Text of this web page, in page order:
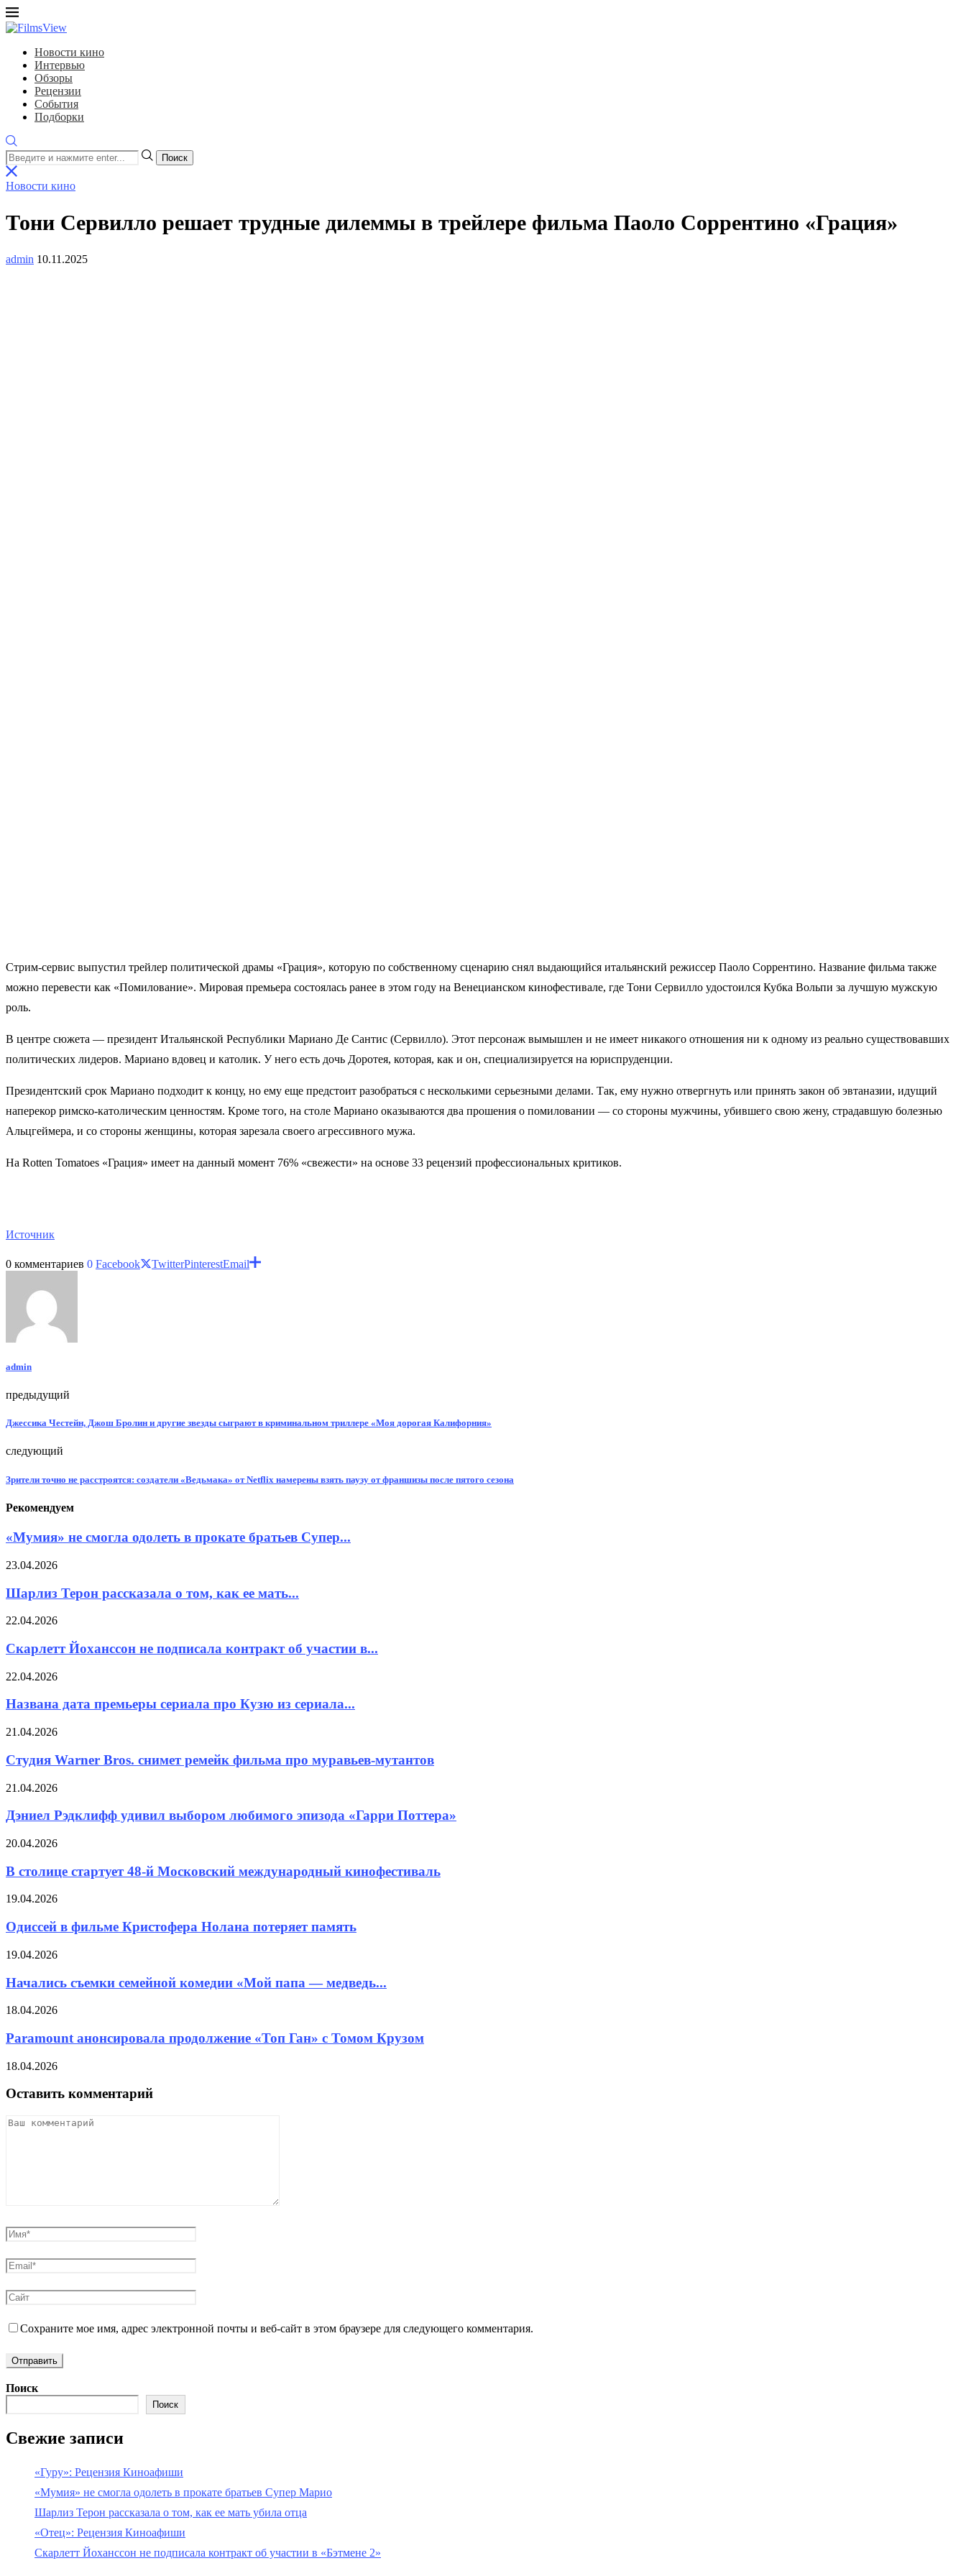
Новости кино
Интервью
Обзоры
Рецензии
События
Подборки
Поиск
Новости кино
Тони Сервилло решает трудные дилеммы в трейлере фильма Паоло Соррентино «Грация»
admin 10.11.2025
Стрим-сервис выпустил трейлер политической драмы «Грация», которую по собственному сценарию снял выдающийся итальянский режиссер Паоло Соррентино. Название фильма также
можно перевести как «Помилование». Мировая премьера состоялась ранее в этом году на Венецианском кинофестивале, где Тони Сервилло удостоился Кубка Вольпи за лучшую мужскую
роль.
В центре сюжета — президент Итальянской Республики Мариано Де Сантис (Сервилло). Этот персонаж вымышлен и не имеет никакого отношения ни к одному из реально существовавших
политических лидеров. Мариано вдовец и католик. У него есть дочь Доротея, которая, как и он, специализируется на юриспруденции.
Президентский срок Мариано подходит к концу, но ему еще предстоит разобраться с несколькими серьезными делами. Так, ему нужно отвергнуть или принять закон об эвтаназии, идущий
наперекор римско-католическим ценностям. Кроме того, на столе Мариано оказываются два прошения о помиловании — со стороны мужчины, убившего свою жену, страдавшую болезнью
Альцгеймера, и со стороны женщины, которая зарезала своего агрессивного мужа.
На Rotten Tomatoes «Грация» имеет на данный момент 76% «свежести» на основе 33 рецензий профессиональных критиков.
Источник
0 комментариев 0 Facebook TwitterPinterestEmail
admin
предыдущий
Джессика Честейн, Джош Бролин и другие звезды сыграют в криминальном триллере «Моя дорогая Калифорния»
следующий
Зрители точно не расстроятся: создатели «Ведьмака» от Netflix намерены взять паузу от франшизы после пятого сезона
Рекомендуем
«Мумия» не смогла одолеть в прокате братьев Супер...
23.04.2026
Шарлиз Терон рассказала о том, как ее мать...
22.04.2026
Скарлетт Йоханссон не подписала контракт об участии в...
22.04.2026
Названа дата премьеры сериала про Кузю из сериала...
21.04.2026
Студия Warner Bros. снимет ремейк фильма про муравьев-мутантов
21.04.2026
Дэниел Рэдклифф удивил выбором любимого эпизода «Гарри Поттера»
20.04.2026
В столице стартует 48-й Московский международный кинофестиваль
19.04.2026
Одиссей в фильме Кристофера Нолана потеряет память
19.04.2026
Начались съемки семейной комедии «Мой папа — медведь...
18.04.2026
Paramount анонсировала продолжение «Топ Ган» с Томом Крузом
18.04.2026
Оставить комментарий
Сохраните мое имя, адрес электронной почты и веб-сайт в этом браузере для следующего комментария.
Поиск
Поиск
Свежие записи
«Гуру»: Рецензия Киноафиши
«Мумия» не смогла одолеть в прокате братьев Супер Марио
Шарлиз Терон рассказала о том, как ее мать убила отца
«Отец»: Рецензия Киноафиши
Скарлетт Йоханссон не подписала контракт об участии в «Бэтмене 2»